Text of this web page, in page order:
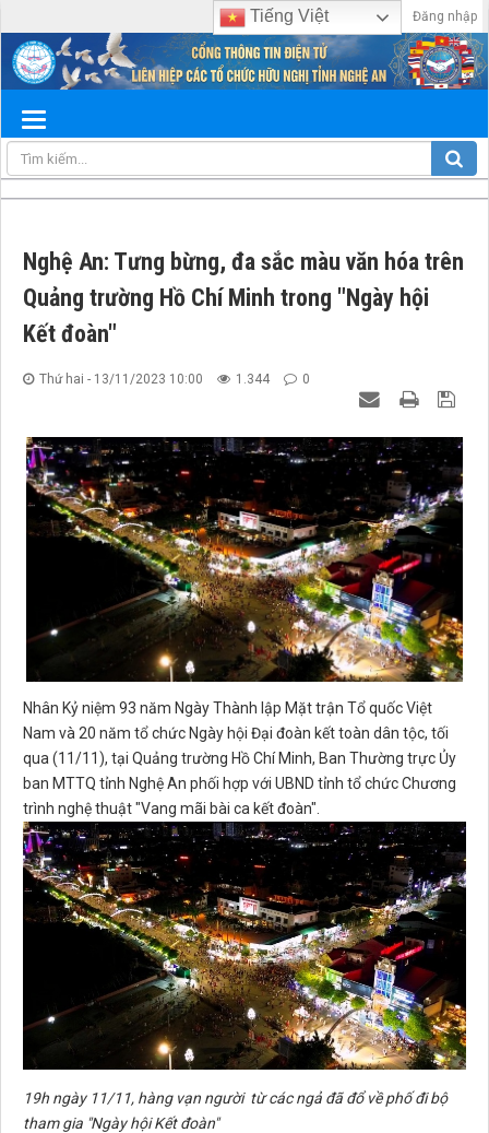
Đăng nhập
Tiếng Việt
Nghệ An: Tưng bừng, đa sắc màu văn hóa trên
Quảng trường Hồ Chí Minh trong "Ngày hội
Kết đoàn"
Thứ hai - 13/11/2023 10:00 1.344 0
Nhân Kỷ niệm 93 năm Ngày Thành lập Mặt trận Tổ quốc Việt
Nam và 20 năm tổ chức Ngày hội Đại đoàn kết toàn dân tộc, tối
qua (11/11), tại Quảng trường Hồ Chí Minh, Ban Thường trực Ủy
ban MTTQ tỉnh Nghệ An phối hợp với UBND tỉnh tổ chức Chương
trình nghệ thuật "Vang mãi bài ca kết đoàn".
19h ngày 11/11, hàng vạn người từ các ngả đã đổ về phố đi bộ
tham gia "Ngày hội Kết đoàn"